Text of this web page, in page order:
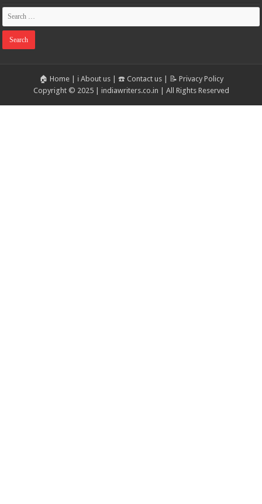
🏠 Home| ℹ️ About us| ☎️ Contact us| 📝 Privacy Policy
Copyright © 2025 | indiawriters.co.in | All Rights Reserved